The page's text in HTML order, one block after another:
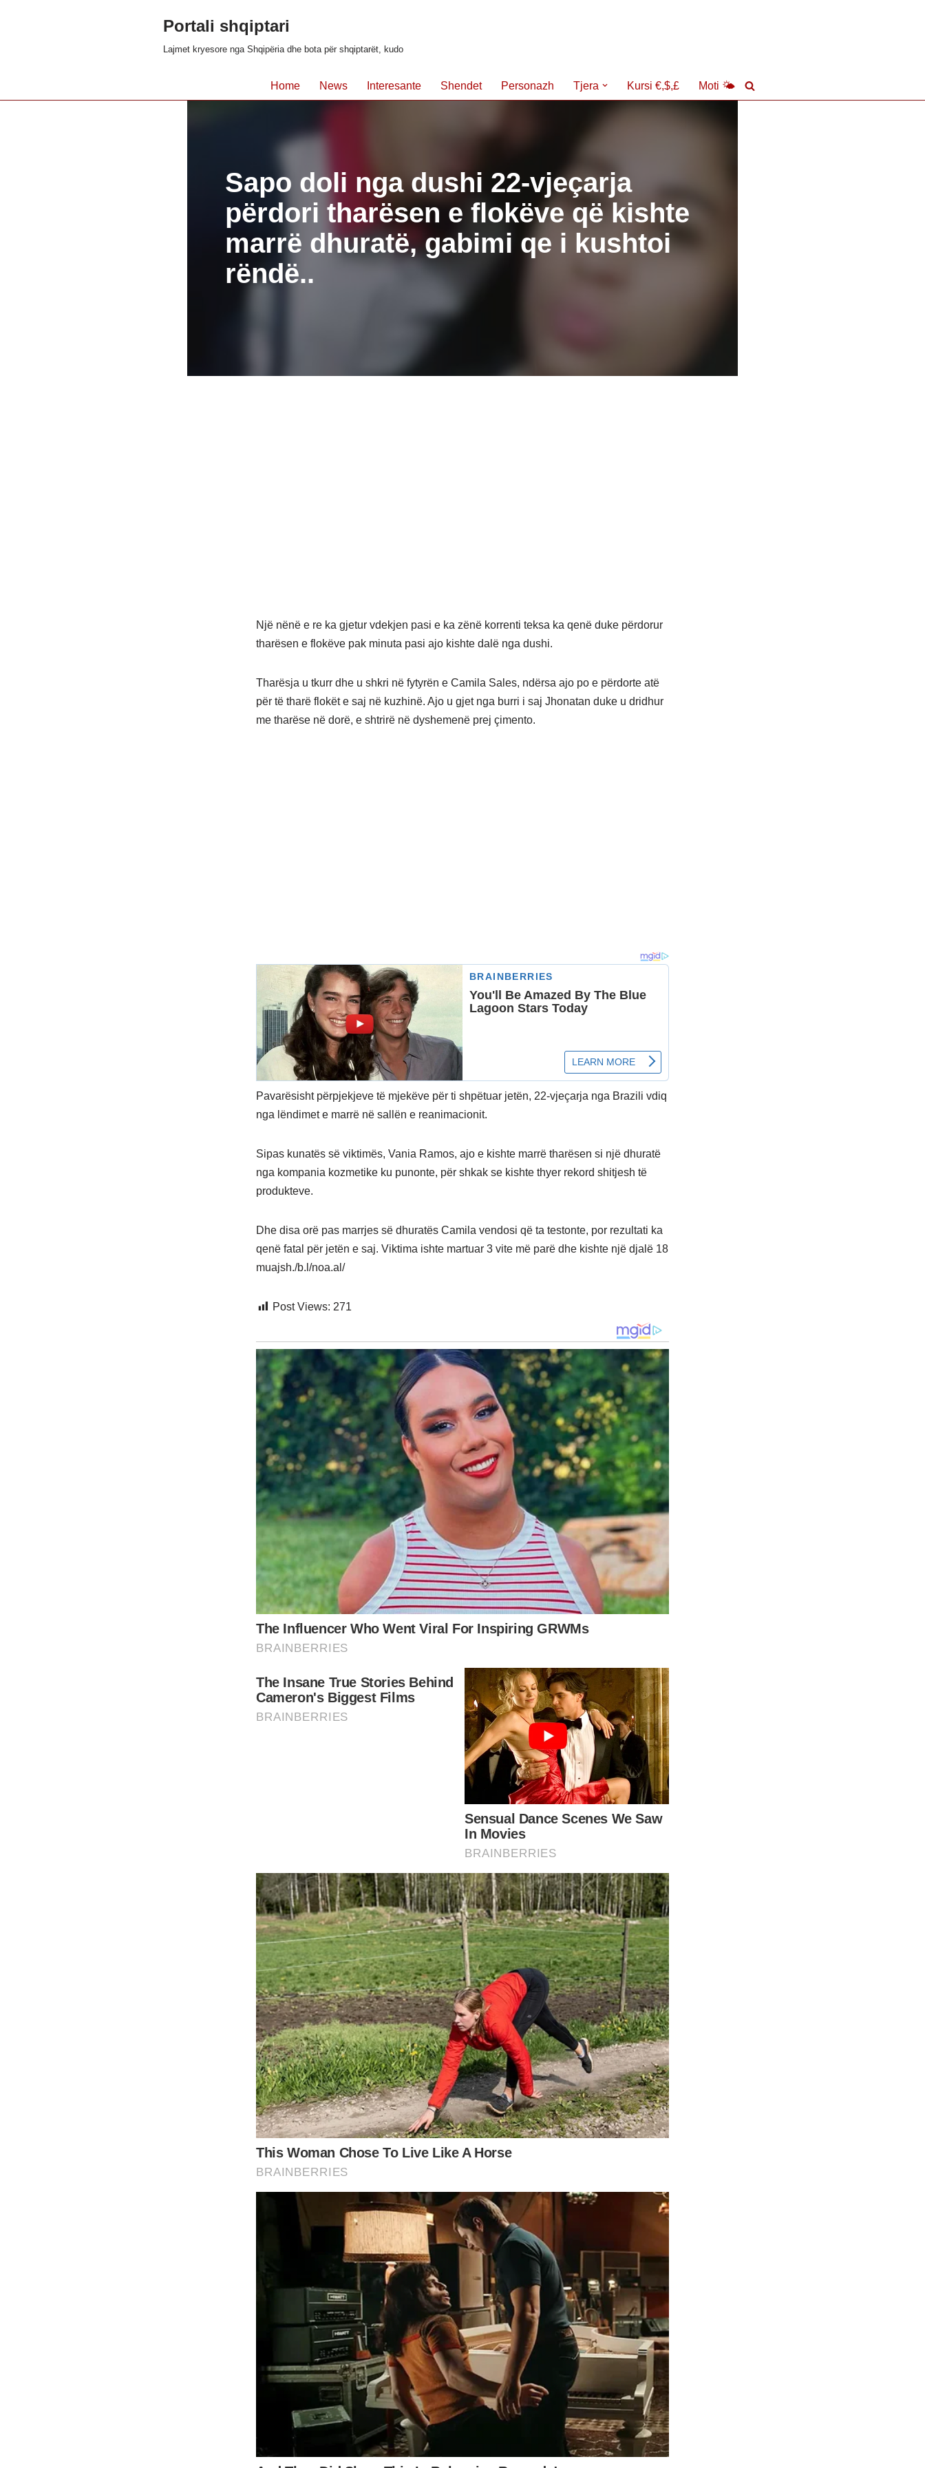
Portali shqiptari
Lajmet kryesore nga Shqipëria dhe bota për shqiptarët, kudo
Home News Interesante Shendet Personazh Tjera Kursi €,$,£ Moti 🌤
Sapo doli nga dushi 22-vjeçarja
përdori tharësen e flokëve që kishte
marrë dhuratë, gabimi qe i kushtoi
rëndë..
Një nënë e re ka gjetur vdekjen pasi e ka zënë korrenti teksa ka qenë duke përdorur
tharësen e flokëve pak minuta pasi ajo kishte dalë nga dushi.
Tharësja u tkurr dhe u shkri në fytyrën e Camila Sales, ndërsa ajo po e përdorte atë
për të tharë flokët e saj në kuzhinë. Ajo u gjet nga burri i saj Jhonatan duke u dridhur
me tharëse në dorë, e shtrirë në dyshemenë prej çimento.
Pavarësisht përpjekjeve të mjekëve për ti shpëtuar jetën, 22-vjeçarja nga Brazili vdiq
nga lëndimet e marrë në sallën e reanimacionit.
Sipas kunatës së viktimës, Vania Ramos, ajo e kishte marrë tharësen si një dhuratë
nga kompania kozmetike ku punonte, për shkak se kishte thyer rekord shitjesh të
produkteve.
Dhe disa orë pas marrjes së dhuratës Camila vendosi që ta testonte, por rezultati ka
qenë fatal për jetën e saj. Viktima ishte martuar 3 vite më parë dhe kishte një djalë 18
muajsh./b.l/noa.al/
Post Views: 271